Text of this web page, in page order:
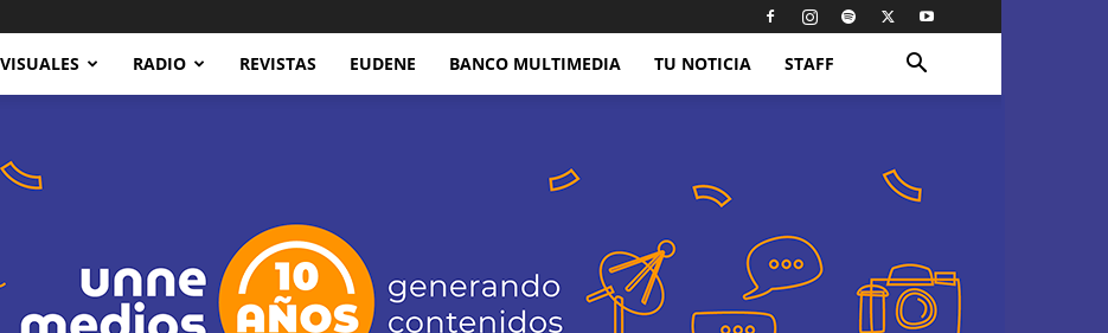
RADIO REVISTAS EUDENE BANCO MULTIMEDIA TU NOTICIA STAFF